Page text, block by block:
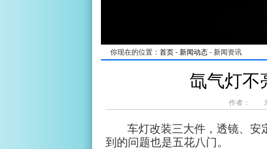
你现在的位置： 首页 - 新闻动态 - 新闻资讯
氙气灯不
作者：
车灯改装三大件，透镜、安
到的问题也是五花八门。